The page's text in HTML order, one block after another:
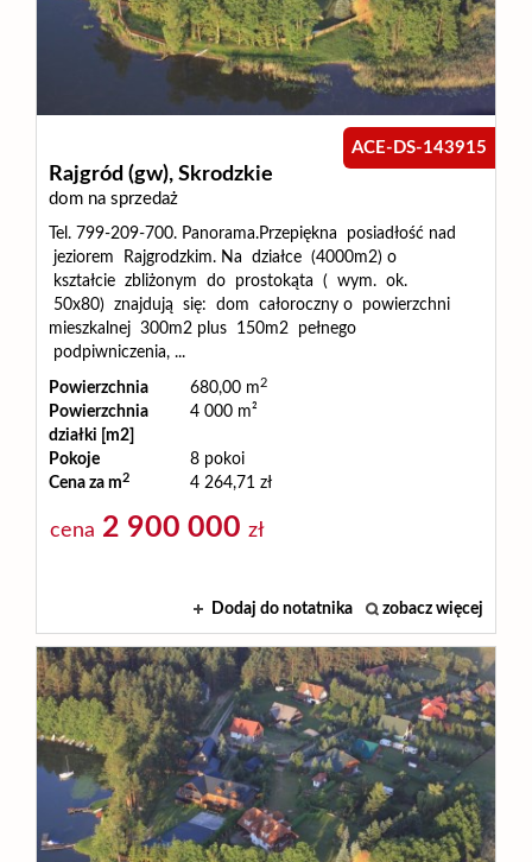
Rajgród (gw), Skrodzkie
dom na sprzedaż
ACE-DS-143915
Tel. 799-209-700. Panorama.Przepiękna posiadłość nad
jeziorem Rajgrodzkim. Na działce (4000m2) o
kształcie zbliżonym do prostokąta ( wym. ok.
50x80) znajdują się: dom całoroczny o powierzchni
mieszkalnej 300m2 plus 150m2 pełnego
podpiwniczenia, ...
Powierzchnia 680,00 m2
Powierzchnia
działki [m2]
4 000 m²
Pokoje
8 pokoi
Cena za m2 4 264,71 zł
cena 2 900 000 zł
Dodaj do notatnika zobacz więcej